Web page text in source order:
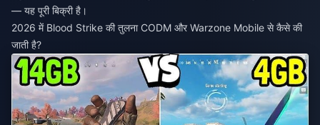
— यह पूरी बिक्री है।
2026 में Blood Strike की तुलना CODM और Warzone Mobile से कैसे की
जाती है?